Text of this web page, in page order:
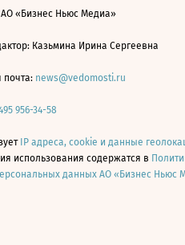
АО «Бизнес Ньюс Медиа»
Казьмина Ирина Сергеевна
почта: news@vedomosti.ru
956-34-58
IP адреса, cookie и данные
использования содержатся в
данных АО «Бизнес Ньюс